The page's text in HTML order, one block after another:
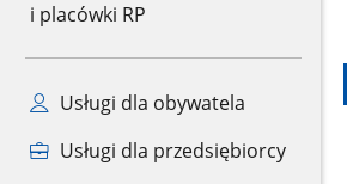
i placówki RP
Usługi dla obywatela
Usługi dla przedsiębiorcy